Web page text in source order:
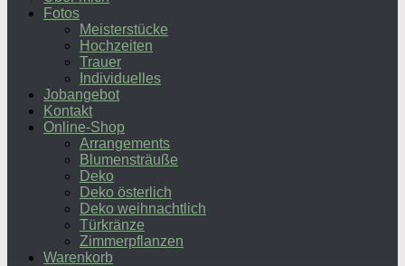
Fotos
Meisterstücke
Hochzeiten
Trauer
Individuelles
Jobangebot
Kontakt
Online-Shop
Arrangements
Blumensträuße
Deko
Deko österlich
Deko weihnachtlich
Türkränze
Zimmerpflanzen
Warenkorb